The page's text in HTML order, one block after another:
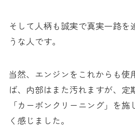
そして人柄も誠実で真実一路を
うな人です。
当然、エンジンをこれからも使
ば、内部はまた汚れますが、定
「カーボンクリーニング」を
く感じました。